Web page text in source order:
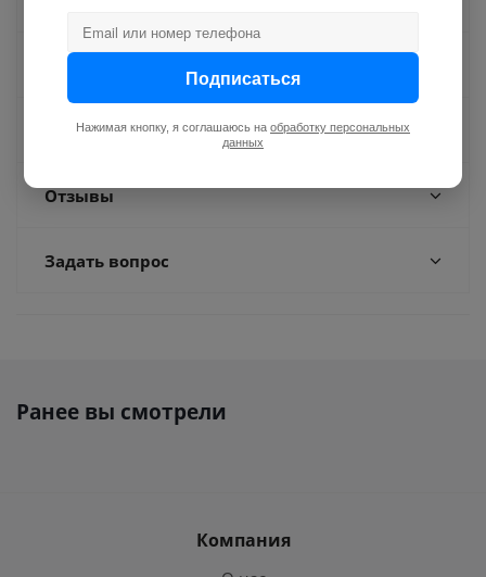
Доставка
Отзывы
Задать вопрос
Ранее вы смотрели
Компания
Подписаться
Нажимая кнопку, я соглашаюсь на обработку персональных
данных